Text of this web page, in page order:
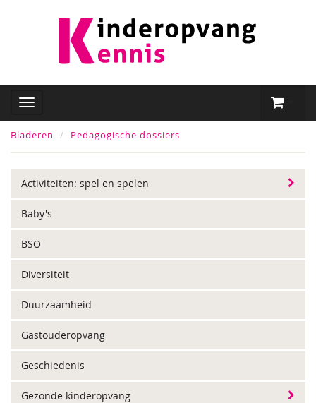
Bladeren Pedagogische dossiers
Activiteiten: spel en spelen
Baby's
BSO
Diversiteit
Duurzaamheid
Gastouderopvang
Geschiedenis
Gezonde kinderopvang